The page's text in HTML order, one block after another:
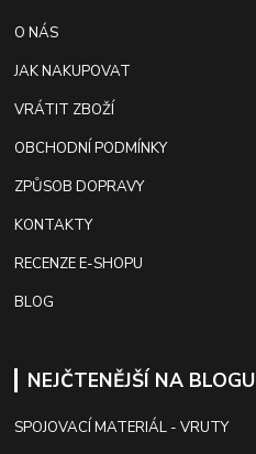
O NÁS
JAK NAKUPOVAT
VRÁTIT ZBOŽÍ
OBCHODNÍ PODMÍNKY
ZPŮSOB DOPRAVY
KONTAKTY
RECENZE E-SHOPU
BLOG
NEJČTENĚJŠÍ NA BLOGU
SPOJOVACÍ MATERIÁL - VRUTY